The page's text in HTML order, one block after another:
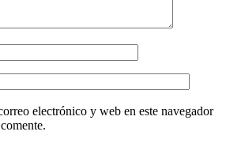
electrónico y web en este navegador